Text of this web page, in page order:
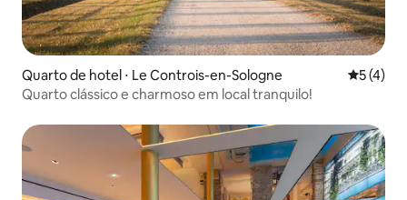
Quarto de hotel ⋅ Le Controis-en-Sologne 5 de
5 (4)
Quarto clássico e charmoso em local tranquilo!